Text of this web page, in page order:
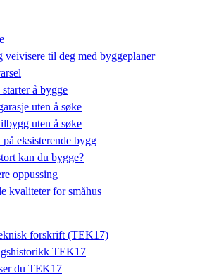
veivisere til deg med byggeplaner
å bygge
uten å søke
uten å søke
eksisterende bygg
kan du bygge?
oppussing
kvaliteter for småhus
forskrift (TEK17)
TEK17
du TEK17